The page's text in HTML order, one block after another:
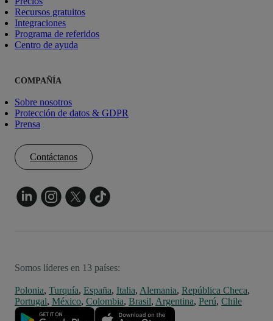
Recursos gratuitos
Integraciones
Programa de referidos
Centro de ayuda
COMPAÑÍA
Sobre nosotros
Protección de datos & GDPR
Prensa
Contáctanos
Somos líderes en 13 países:
Polonia, Turquía, España, Italia, Alemania, República Checa,
Portugal, México, Colombia, Brasil, Argentina, Perú, Chile